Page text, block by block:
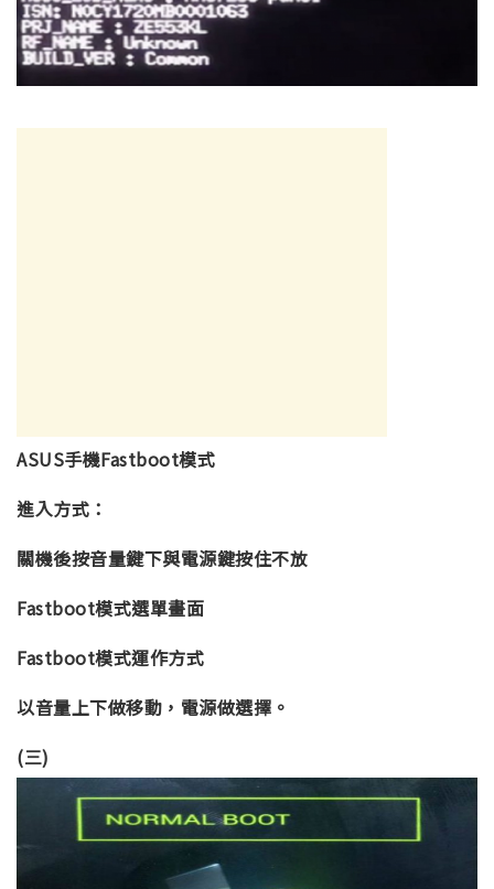
ASUS手機Fastboot模式
進入方式：
關機後按音量鍵下與電源鍵按住不放
Fastboot模式選單畫面
Fastboot模式運作方式
以音量上下做移動，電源做選擇。
(三)